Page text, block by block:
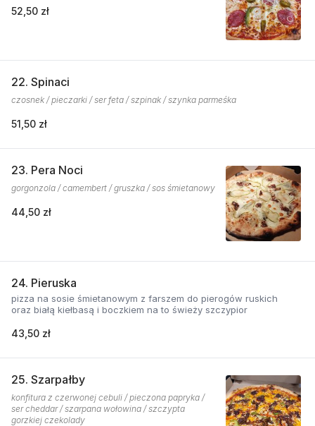
52,50 zł
22. Spinaci
czosnek / pieczarki / ser feta / szpinak / szynka parmeśka
51,50 zł
23. Pera Noci
gorgonzola / camembert / gruszka / sos śmietanowy
44,50 zł
24. Pieruska
pizza na sosie śmietanowym z farszem do pierogów ruskich
oraz białą kiełbasą i boczkiem na to świeży szczypior
43,50 zł
25. Szarpałby
konfitura z czerwonej cebuli / pieczona papryka /
ser cheddar / szarpana wołowina / szczypta
gorzkiej czekolady